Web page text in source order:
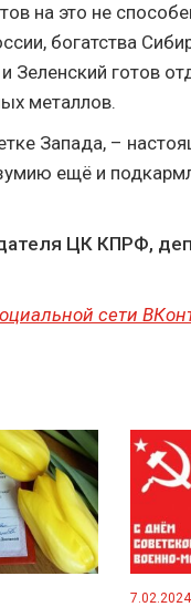
на это не
богатства
Зеленский готов
металлов.
Запада, –
ещё и
ЦК КПРФ,
сети